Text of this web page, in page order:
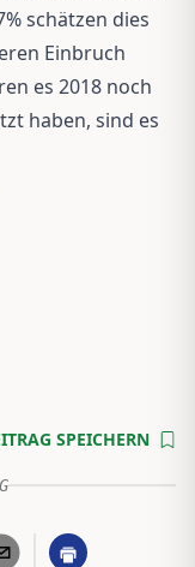
schätzen dies
Einbruch
es 2018 noch
haben, sind es
SPEICHERN